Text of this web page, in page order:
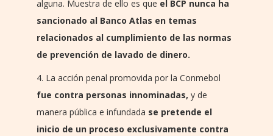
alguna. Muestra de ello es que el BCP nunca ha
sancionado al Banco Atlas en temas
relacionados al cumplimiento de las normas
de prevención de lavado de dinero.
4. La acción penal promovida por la Conmebol
fue contra personas innominadas, y de
manera pública e infundada se pretende el
inicio de un proceso exclusivamente contra